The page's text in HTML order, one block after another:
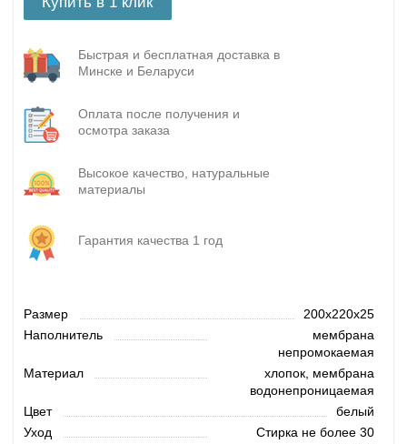
Быстрая и бесплатная доставка в
Минске и Беларуси
Оплата после получения и
осмотра заказа
Высокое качество, натуральные
материалы
Гарантия качества 1 год
Размер
200х220х25
Наполнитель
мембрана
непромокаемая
Материал
хлопок, мембрана
водонепроницаемая
Цвет
белый
Уход
Стирка не более 30